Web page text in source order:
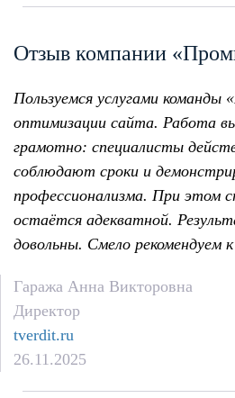
Отзыв компании
Пользуемся услугами команды
оптимизации сайта. Работа
грамотно: специалисты
соблюдают сроки и
профессионализма. При этом
остаётся адекватной.
довольны. Смело рекомендуем
Гаража Анна Викторовна
Директор
tverdit.ru
26.11.2025